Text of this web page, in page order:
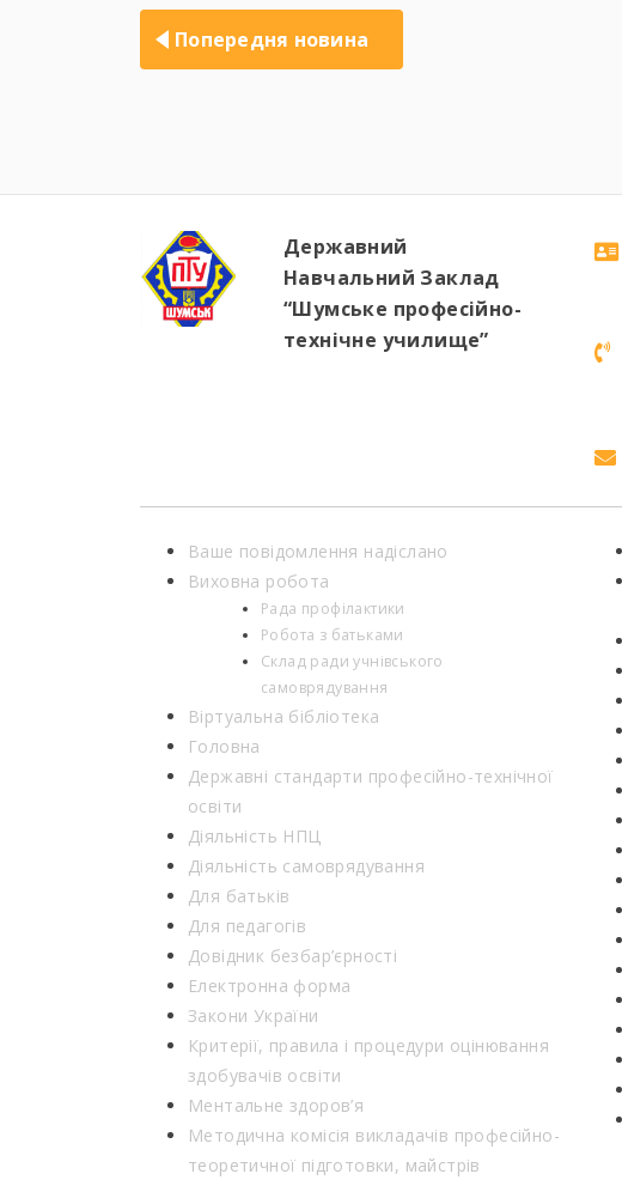
записів
Попередня новина
Державний
Навчальний Заклад
“Шумське професійно-
технічне училище”
Ваше повідомлення надіслано
Виховна робота
Рада профілактики
Робота з батьками
Склад ради учнівського
самоврядування
Віртуальна бібліотека
Головна
Державні стандарти професійно-технічної
освіти
Діяльність НПЦ
Діяльність самоврядування
Для батьків
Для педагогів
Довідник безбар’єрності
Електронна форма
Закони України
Критерії, правила і процедури оцінювання
здобувачів освіти
Ментальне здоров’я
Методична комісія викладачів професійно-
теоретичної підготовки, майстрів